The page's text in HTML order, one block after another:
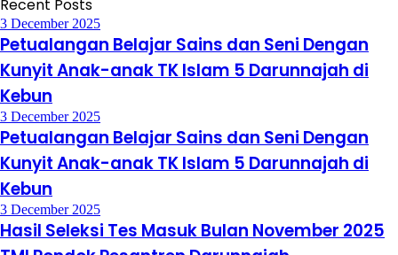
Recent Posts
3 December 2025
Petualangan Belajar Sains dan Seni Dengan
Kunyit Anak-anak TK Islam 5 Darunnajah di
Kebun
3 December 2025
Petualangan Belajar Sains dan Seni Dengan
Kunyit Anak-anak TK Islam 5 Darunnajah di
Kebun
3 December 2025
Hasil Seleksi Tes Masuk Bulan November 2025